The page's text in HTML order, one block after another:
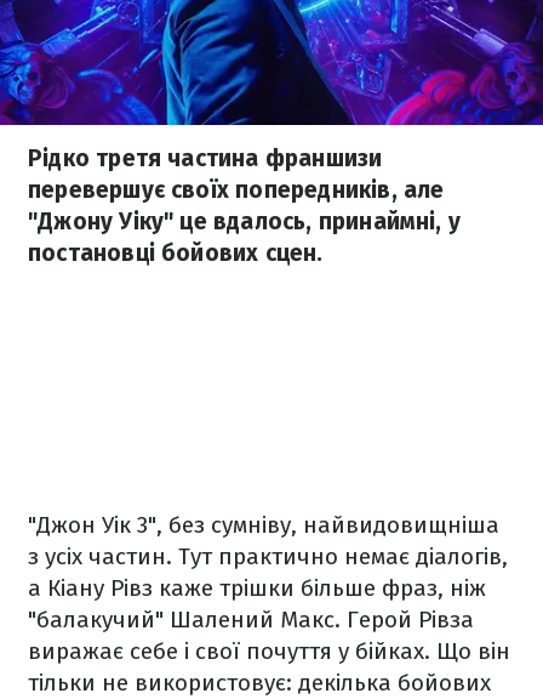
Рідко третя частина франшизи
перевершує своїх попередників, але
"Джону Уіку" це вдалось, принаймні, у
постановці бойових сцен.
"Джон Уік 3", без сумніву, найвидовищніша
з усіх частин. Тут практично немає діалогів,
а Кіану Рівз каже трішки більше фраз, ніж
"балакучий" Шалений Макс. Герой Рівза
виражає себе і свої почуття у бійках. Що він
тільки не використовує: декілька бойових